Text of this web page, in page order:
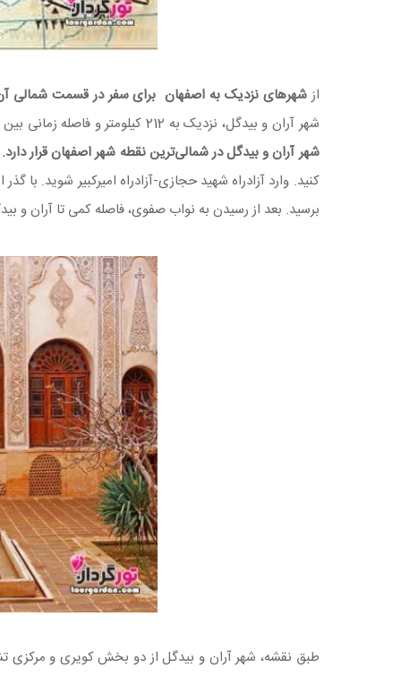
ازشهرهای نزدیک به اصفهان برای سفر در قسمت شمالی
شهر آران و بیدگل، نزدیک به 212 کیلومتر و فاصله زمانی بین این دو شهر با خودروی شخصی، حدودا 2 ساعت و 12 دقیقه است. از نظر موقعیت مکانی،
شهر آران و بیدگل در شمالی‌ترین نقطه شهر اصفهان قرار دارد.
کنید. وارد آزادراه شهید حجازی-آزادراه امیرکبیر شوید. با
برسید. بعد از رسیدن به نواب صفوی، فاصله کمی تا آران و
طبق نقشه، شهر آران و بیدگل از دو بخش کویری و مرکزی